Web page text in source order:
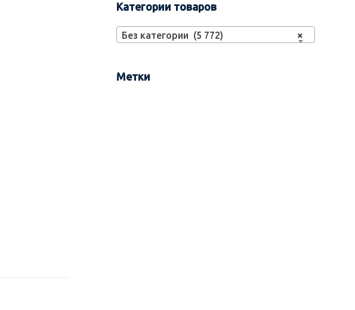
Категории товаров
×
Без категории (5 772)
Метки